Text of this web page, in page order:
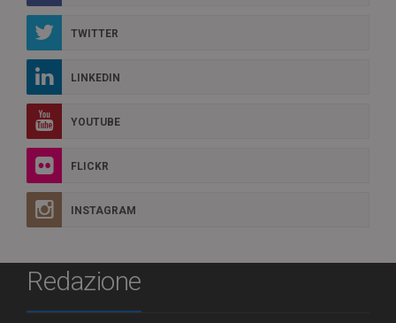
TWITTER
LINKEDIN
YOUTUBE
FLICKR
INSTAGRAM
Redazione